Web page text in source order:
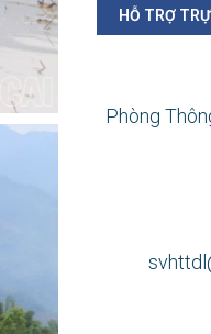
HỖ TRỢ
Phòng